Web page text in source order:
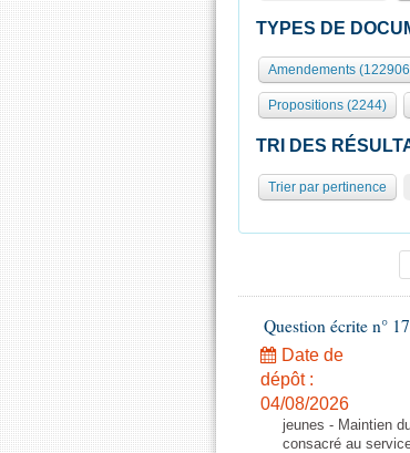
TYPES DE
Amendements
Propositions (2244)
TRI DES
Trier par pertinence
Question écrite n°
Date de
dépôt :
04/08/2026
jeunes - Maintien
consacré au